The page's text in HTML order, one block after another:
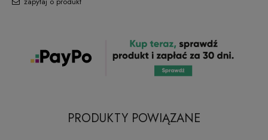
PRODUKTY POWIĄZANE